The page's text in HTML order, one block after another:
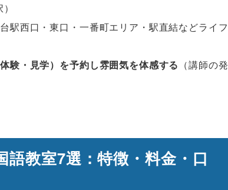
台駅西口・東口・一番町エリア・駅直結などライフ
験・見学）を予約し雰囲気を体感する （講師の発
教室7選：特徴・料金・口